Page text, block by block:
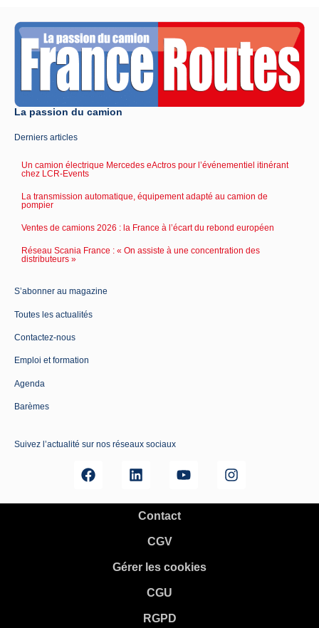
La passion du camion
Derniers articles
Un camion électrique Mercedes eActros pour l’événementiel itinérant
chez LCR-Events
La transmission automatique, équipement adapté au camion de
pompier
Ventes de camions 2026 : la France à l’écart du rebond européen
Réseau Scania France : « On assiste à une concentration des
distributeurs »
S’abonner au magazine
Toutes les actualités
Contactez-nous
Emploi et formation
Agenda
Barèmes
Suivez l’actualité sur nos réseaux sociaux
Contact
CGV
Gérer les cookies
CGU
RGPD